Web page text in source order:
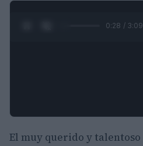
0:29 / 3:09
El muy querido y talentoso